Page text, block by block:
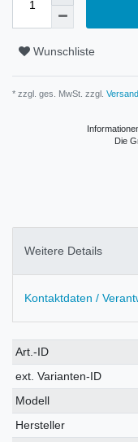
Wunschliste
* zzgl. ges. MwSt. zzgl.
Die
Weitere Details
Kontaktdaten /
Technisches
Merkmal
Wert
Art.-ID
ext. Varianten-ID
Modell
Hersteller